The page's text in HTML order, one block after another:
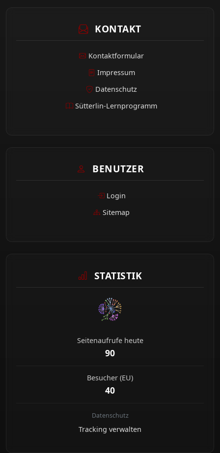
KONTAKT
Kontaktformular
Impressum
Datenschutz
Sütterlin-Lernprogramm
BENUTZER
Login
Sitemap
STATISTIK
Seitenaufrufe heute
90
Besucher (EU)
40
Datenschutz
Tracking verwalten